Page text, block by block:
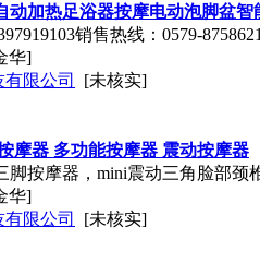
动加热足浴器按摩电动泡脚盆智
销售热线：0579-
华]
限公司
[未核实]
摩器 多功能按摩器 震动按摩器
按摩器，mini震动三角脸部颈
华]
限公司
[未核实]